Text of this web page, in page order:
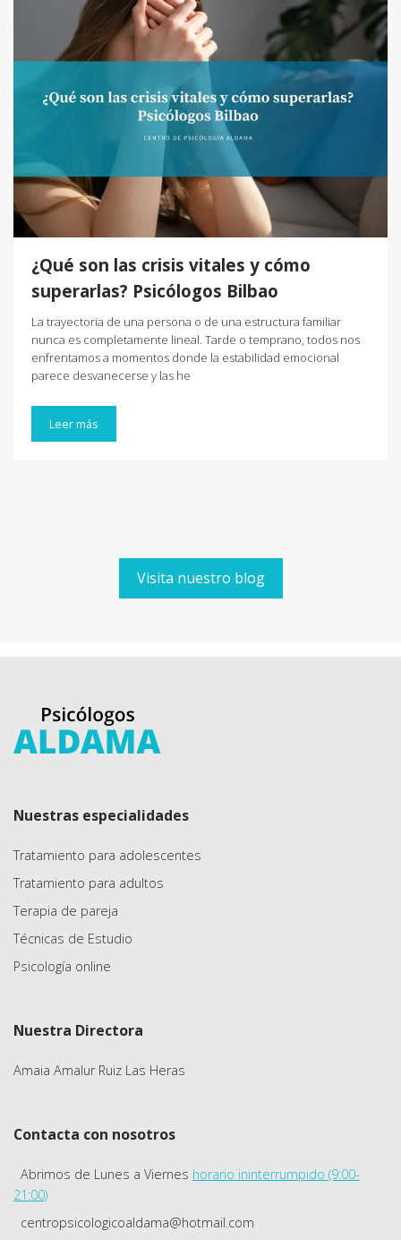
¿Qué son las crisis vitales y cómo
superarlas? Psicólogos Bilbao
La trayectoria de una persona o de una estructura familiar
nunca es completamente lineal. Tarde o temprano, todos nos
enfrentamos a momentos donde la estabilidad emocional
parece desvanecerse y las he
Leer más
Visita nuestro blog
Nuestras especialidades
Tratamiento para adolescentes
Tratamiento para adultos
Terapia de pareja
Técnicas de Estudio
Psicología online
Nuestra Directora
Amaia Amalur Ruiz Las Heras
Contacta con nosotros
Abrimos de Lunes a Viernes horario ininterrumpido (9:00-
21:00)
centropsicologicoaldama@hotmail.com